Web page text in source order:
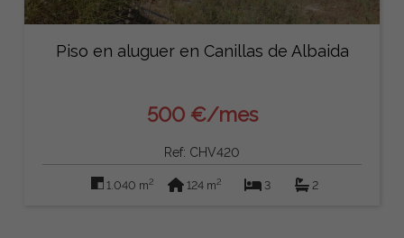
Piso en aluguer en Canillas de Albaida
500 €/mes
Ref: CHV420
1.040 m2 124 m2 3 2